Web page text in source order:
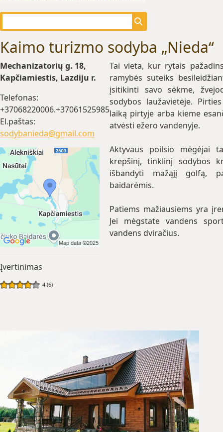
Kaimo turizmo sodyba „Nieda“
Mechanizatorių g. 18,
Kapčiamiestis, Lazdiju r.
Telefonas:
+37068220006.+37061525985
El.paštas:
sodybanieda@gmail.com
Įvertinimas
4 (6)
Tai vieta, kur rytais
ramybės suteiks
įsitikinti savo sėkme,
sodybos laužavietėje.
laiką pirtyje arba kieme
atvėsti ežero vandenyje.
Aktyvaus poilsio mėgėjai
krepšinį, tinklinį sodybos
išbandyti mažąjį golfą,
baidarėmis.
Patiems mažiausiems yra
Jei mėgstate vandens
vandens dviračius.